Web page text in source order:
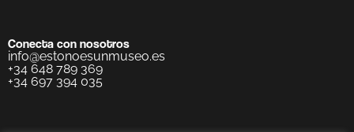
Conecta con nosotros
info@estonoesunmuseo.es
+34 648 789 369
+34 697 394 035